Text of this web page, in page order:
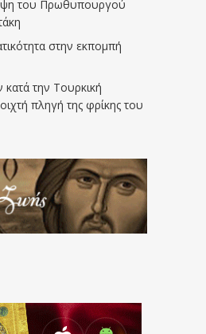
του Πρωθυπουργού
στην εκπομπή
κατά την Τουρκική
πληγή της φρίκης του